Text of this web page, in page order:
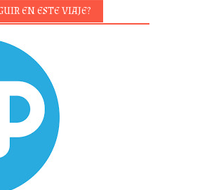
EN ESTE VIAJE?